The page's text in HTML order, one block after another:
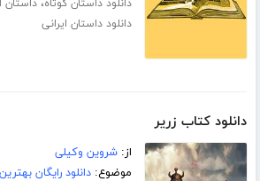
دانلود داستان کوتاه،داستان
دانلود داستان ایرانی
دانلود کتاب زریر
از:شروین وکیلی
موضوع:دانلود رایگان